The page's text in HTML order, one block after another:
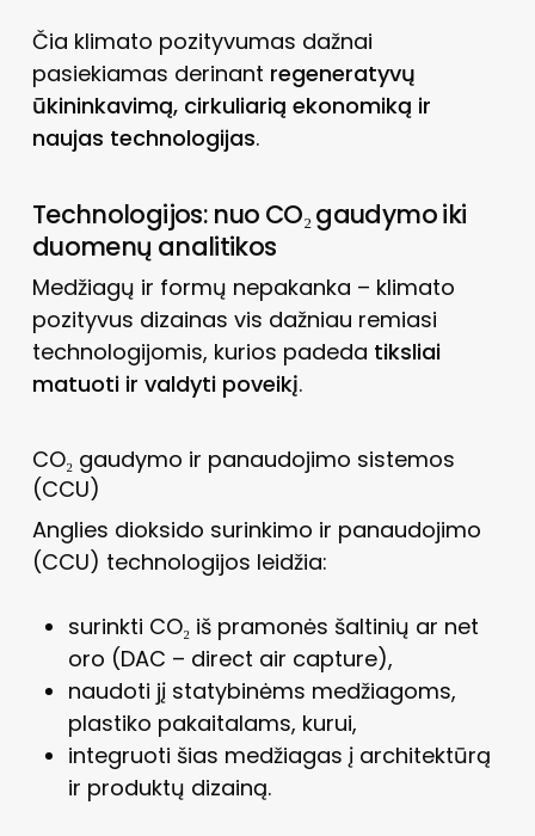
Čia klimato pozityvumas dažnai
pasiekiamas derinant regeneratyvų
ūkininkavimą, cirkuliarią ekonomiką ir
naujas technologijas.
Technologijos: nuo CO₂ gaudymo iki
duomenų analitikos
Medžiagų ir formų nepakanka – klimato
pozityvus dizainas vis dažniau remiasi
technologijomis, kurios padeda tiksliai
matuoti ir valdyti poveikį.
CO₂ gaudymo ir panaudojimo sistemos
(CCU)
Anglies dioksido surinkimo ir panaudojimo
(CCU) technologijos leidžia:
surinkti CO₂ iš pramonės šaltinių ar net
oro (DAC – direct air capture),
naudoti jį statybinėms medžiagoms,
plastiko pakaitalams, kurui,
integruoti šias medžiagas į architektūrą
ir produktų dizainą.